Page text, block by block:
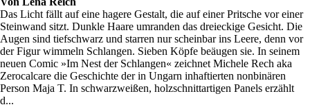
Das Licht fällt auf eine hagere Gestalt, die auf einer Pritsche vor einer
Steinwand sitzt. Dunkle Haare umranden das dreieckige Gesicht. Die
Augen sind tiefschwarz und starren nur scheinbar ins Leere, denn vor
der Figur wimmeln Schlangen. Sieben Köpfe beäugen sie. In seinem
neuen Comic »Im Nest der Schlangen« zeichnet Michele Rech aka
Zerocalcare die Geschichte der in Ungarn inhaftierten nonbinären
Person Maja T. In schwarzweißen, holzschnittartigen Panels erzählt
d...